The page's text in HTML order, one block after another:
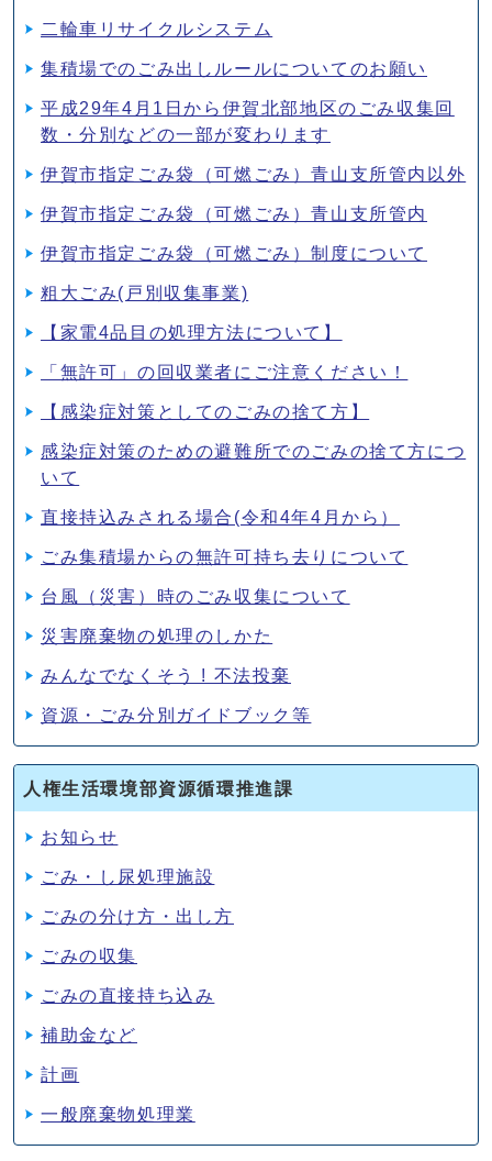
二輪車リサイクルシステム
集積場でのごみ出しルールについてのお願い
平成29年4月1日から伊賀北部地区のごみ収集回
数・分別などの一部が変わります
伊賀市指定ごみ袋（可燃ごみ）青山支所管内以外
伊賀市指定ごみ袋（可燃ごみ）青山支所管内
伊賀市指定ごみ袋（可燃ごみ）制度について
粗大ごみ(戸別収集事業)
【家電4品目の処理方法について】
「無許可」の回収業者にご注意ください！
【感染症対策としてのごみの捨て方】
感染症対策のための避難所でのごみの捨て方につ
いて
直接持込みされる場合(令和4年4月から）
ごみ集積場からの無許可持ち去りについて
台風（災害）時のごみ収集について
災害廃棄物の処理のしかた
みんなでなくそう ! 不法投棄
資源・ごみ分別ガイドブック等
人権生活環境部資源循環推進課
お知らせ
ごみ・し尿処理施設
ごみの分け方・出し方
ごみの収集
ごみの直接持ち込み
補助金など
計画
一般廃棄物処理業